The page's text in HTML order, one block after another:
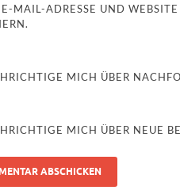
MAIL-ADRESSE UND
MICH ÜBER
MICH ÜBER NEUE